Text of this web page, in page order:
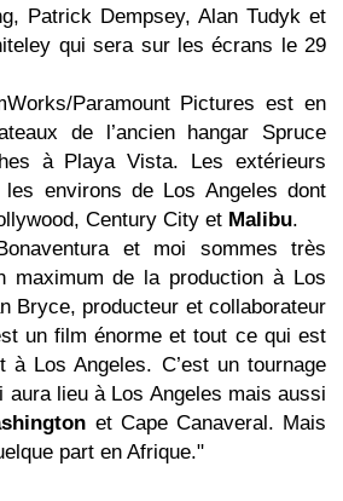
Patrick Dempsey, Alan Tudyk et
qui sera sur les écrans le 29
Paramount Pictures est en
de l’ancien hangar Spruce
à Playa Vista. Les extérieurs
environs de Los Angeles dont
Century City et Malibu.
et moi sommes très
maximum de la production à Los
Bryce, producteur et collaborateur
un film énorme et tout ce qui est
à Los Angeles. C’est un tournage
aura lieu à Los Angeles mais aussi
et Cape Canaveral. Mais
part en Afrique."